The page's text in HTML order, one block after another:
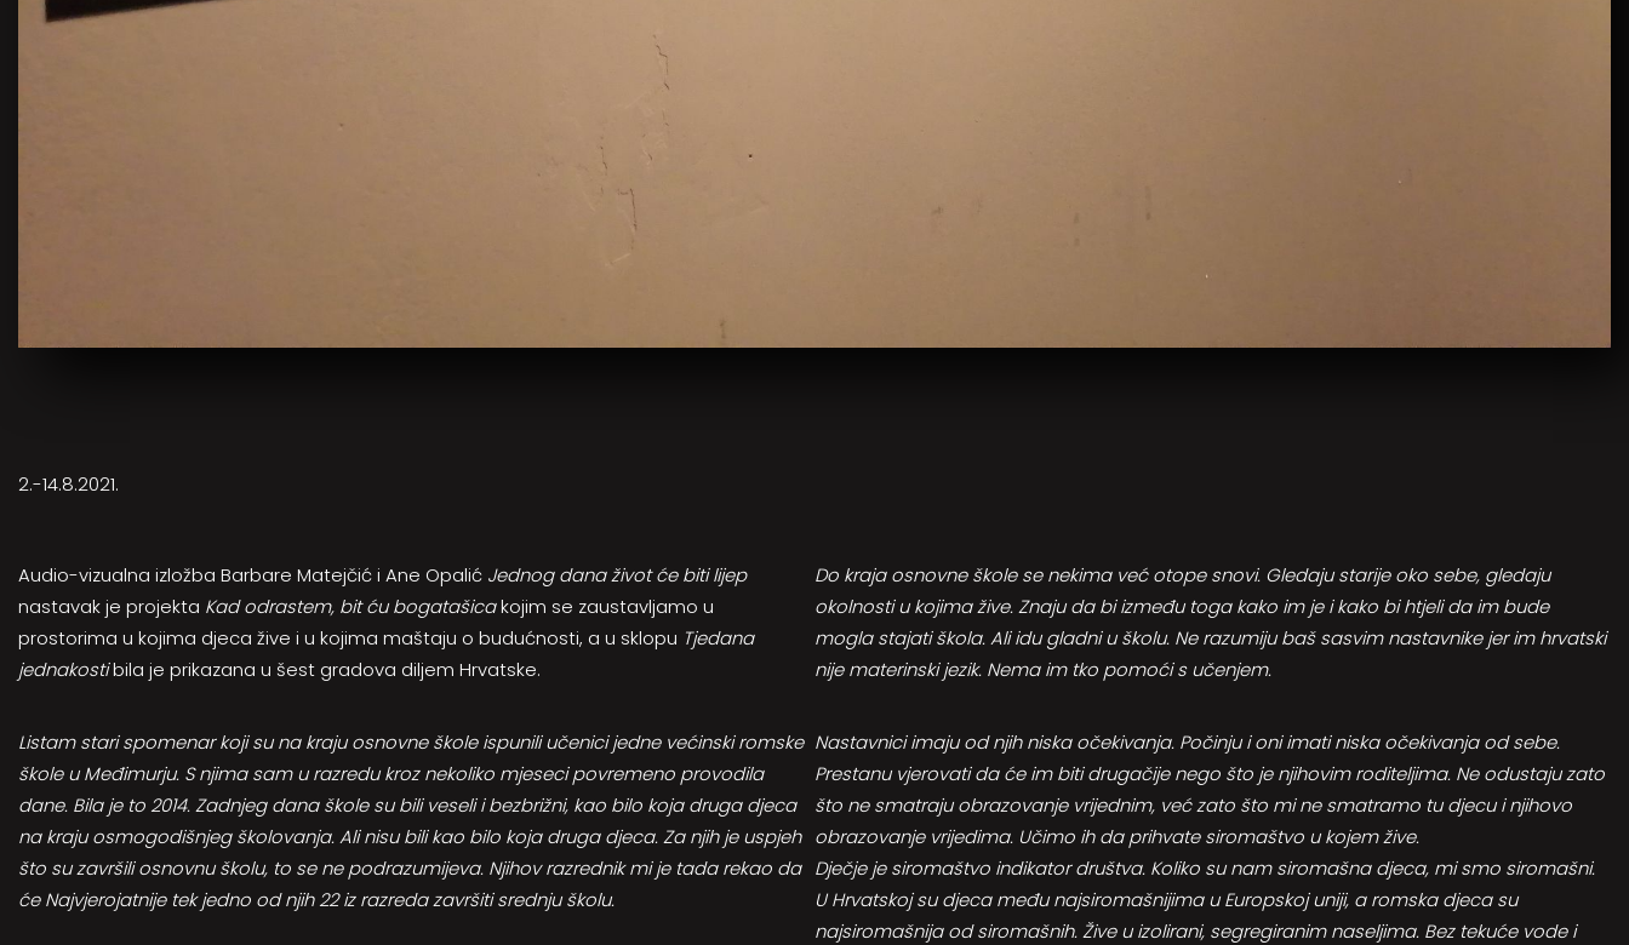
2.-14.8.2021.
Audio-vizualna izložba Barbare Matejčić i Ane Opalić Jednog dana život će biti lijep
nastavak je projekta Kad odrastem, bit ću bogatašicakojim se zaustavljamo u
prostorima u kojima djeca žive i u kojima maštaju o budućnosti, a u sklopu Tjedana
jednakostibila je prikazana u šest gradova diljem Hrvatske.
Listam stari spomenar koji su na kraju osnovne škole ispunili učenici jedne većinski romske
škole u Međimurju. S njima sam u razredu kroz nekoliko mjeseci povremeno provodila
dane. Bila je to 2014. Zadnjeg dana škole su bili veseli i bezbrižni, kao bilo koja druga djeca
na kraju osmogodišnjeg školovanja. Ali nisu bili kao bilo koja druga djeca. Za njih je uspjeh
što su završili osnovnu školu, to se ne podrazumijeva. Njihov razrednik mi je tada rekao da
će Najvjerojatnije tek jedno od njih 22 iz razreda završiti srednju školu.
Do kraja osnovne škole se nekima već otope snovi. Gledaju starije oko sebe, gledaju
okolnosti u kojima žive. Znaju da bi između toga kako im je i kako bi htjeli da im bude
mogla stajati škola. Ali idu gladni u školu. Ne razumiju baš sasvim nastavnike jer im hrvatski
nije materinski jezik. Nema im tko pomoći s učenjem.
Nastavnici imaju od njih niska očekivanja. Počinju i oni imati niska očekivanja od sebe.
Prestanu vjerovati da će im biti drugačije nego što je njihovim roditeljima. Ne odustaju zato
što ne smatraju obrazovanje vrijednim, već zato što mi ne smatramo tu djecu i njihovo
obrazovanje vrijedima. Učimo ih da prihvate siromaštvo u kojem žive.
Dječje je siromaštvo indikator društva. Koliko su nam siromašna djeca, mi smo siromašni.
U Hrvatskoj su djeca među najsiromašnijima u Europskoj uniji, a romska djeca su
najsiromašnija od siromašnih. Žive u izolirani, segregiranim naseljima. Bez tekuće vode i